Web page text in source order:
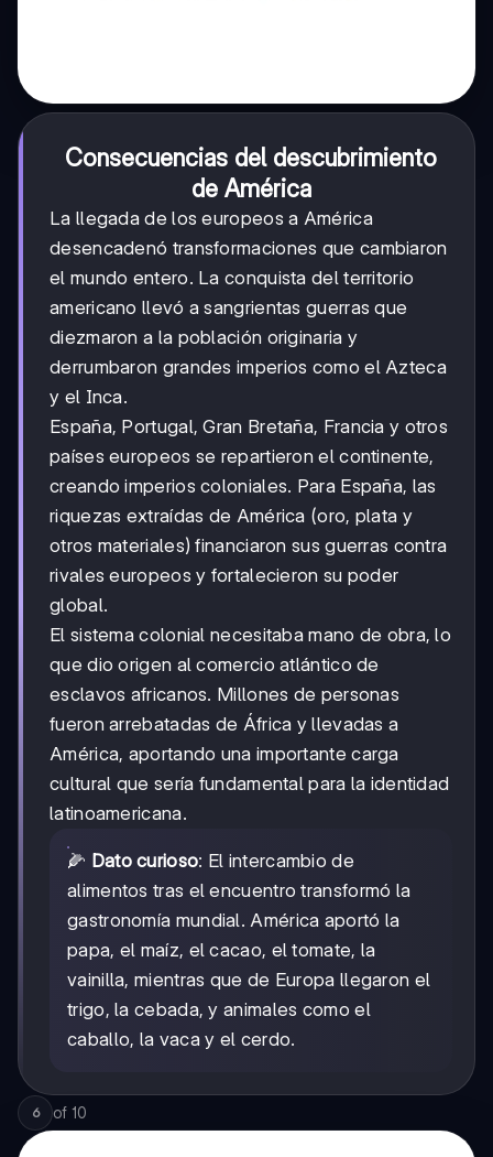
Consecuencias del descubrimiento
de América
La llegada de los europeos a América
desencadenó transformaciones que cambiaron
el mundo entero. La conquista del territorio
americano llevó a sangrientas guerras que
diezmaron a la población originaria y
derrumbaron grandes imperios como el Azteca
y el Inca.
España, Portugal, Gran Bretaña, Francia y otros
países europeos se repartieron el continente,
creando imperios coloniales. Para España, las
riquezas extraídas de América (oro, plata y
otros materiales) financiaron sus guerras contra
rivales europeos y fortalecieron su poder
global.
El sistema colonial necesitaba mano de obra, lo
que dio origen al comercio atlántico de
esclavos africanos. Millones de personas
fueron arrebatadas de África y llevadas a
América, aportando una importante carga
cultural que sería fundamental para la identidad
latinoamericana.
🌽 Dato curioso: El intercambio de
alimentos tras el encuentro transformó la
gastronomía mundial. América aportó la
papa, el maíz, el cacao, el tomate, la
vainilla, mientras que de Europa llegaron el
trigo, la cebada, y animales como el
caballo, la vaca y el cerdo.
6 of 10